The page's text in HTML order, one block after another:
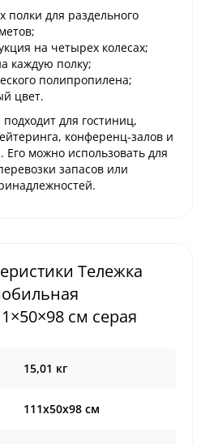
полки для раздельного
на четырех колесах;
каждую полку;
полипропилена;
цвет.
для гостиниц,
конференц-залов и
Его можно использовать для
запасов или
Тележка
см серая
15,01 кг
111х50х98 см